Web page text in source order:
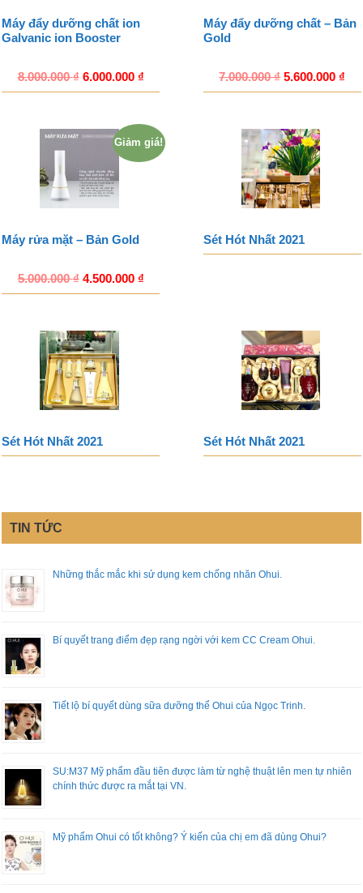
Máy đẩy dưỡng chất ion
Galvanic ion Booster
8.000.000₫ 6.000.000 ₫
Máy đẩy dưỡng chất – Bản
Gold
7.000.000₫ 5.600.000 ₫
Giảm giá!
Máy rửa mặt – Bản Gold
5.000.000₫ 4.500.000 ₫
Sét Hót Nhất 2021
Sét Hót Nhất 2021 Sét Hót Nhất 2021
TIN TỨC
Những thắc mắc khi sử dụng kem chống nhăn Ohui.
Bí quyết trang điểm đẹp rạng ngời với kem CC Cream Ohui.
Tiết lộ bí quyết dùng sữa dưỡng thể Ohui của Ngọc Trinh.
SU:M37 Mỹ phẩm đầu tiên được làm từ nghệ thuật lên men tự nhiên
chính thức được ra mắt tại VN.
Mỹ phẩm Ohui có tốt không? Ý kiến của chị em đã dùng Ohui?